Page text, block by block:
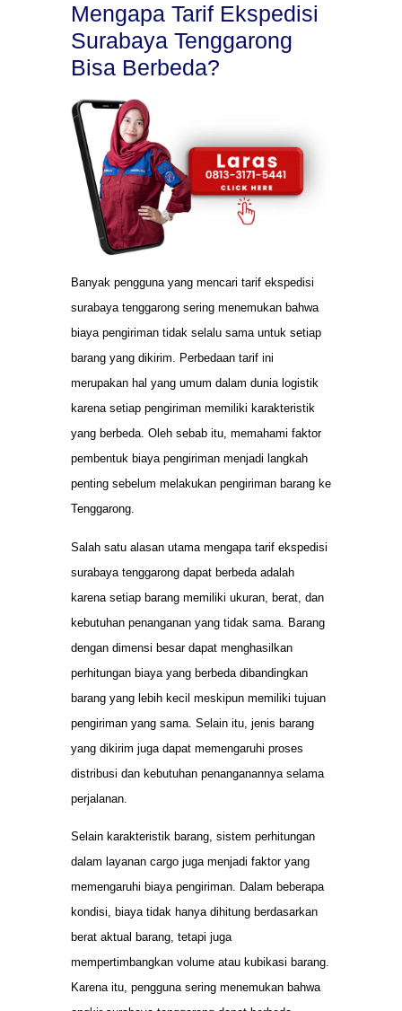
Mengapa Tarif Ekspedisi
Surabaya Tenggarong
Bisa Berbeda?
Banyak pengguna yang mencari tarif ekspedisi
surabaya tenggarong sering menemukan bahwa
biaya pengiriman tidak selalu sama untuk setiap
barang yang dikirim. Perbedaan tarif ini
merupakan hal yang umum dalam dunia logistik
karena setiap pengiriman memiliki karakteristik
yang berbeda. Oleh sebab itu, memahami faktor
pembentuk biaya pengiriman menjadi langkah
penting sebelum melakukan pengiriman barang ke
Tenggarong.
Salah satu alasan utama mengapa tarif ekspedisi
surabaya tenggarong dapat berbeda adalah
karena setiap barang memiliki ukuran, berat, dan
kebutuhan penanganan yang tidak sama. Barang
dengan dimensi besar dapat menghasilkan
perhitungan biaya yang berbeda dibandingkan
barang yang lebih kecil meskipun memiliki tujuan
pengiriman yang sama. Selain itu, jenis barang
yang dikirim juga dapat memengaruhi proses
distribusi dan kebutuhan penanganannya selama
perjalanan.
Selain karakteristik barang, sistem perhitungan
dalam layanan cargo juga menjadi faktor yang
memengaruhi biaya pengiriman. Dalam beberapa
kondisi, biaya tidak hanya dihitung berdasarkan
berat aktual barang, tetapi juga
mempertimbangkan volume atau kubikasi barang.
Karena itu, pengguna sering menemukan bahwa